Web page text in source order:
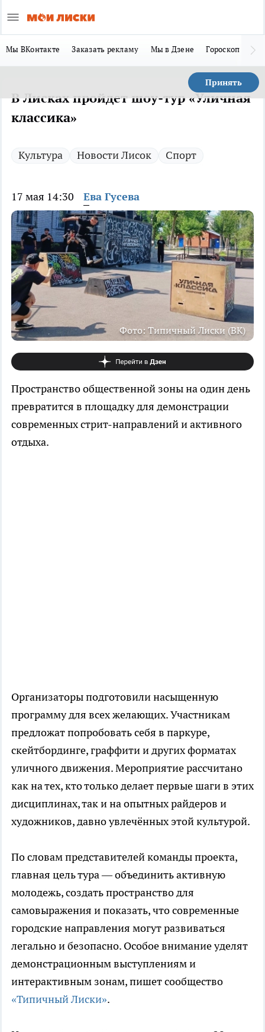
Мы ВКонтакте Заказать рекламу Мы в Дзене Гороскоп
Принять
В Лисках пройдет шоу-тур «Уличная
классика»
Культура Новости Лисок Спорт
17 мая 14:30 Ева Гусева
Фото: Типичный Лиски (ВК)
Пространство общественной зоны на один день
превратится в площадку для демонстрации
современных стрит-направлений и активного
отдыха.
Организаторы подготовили насыщенную
программу для всех желающих. Участникам
предложат попробовать себя в паркуре,
скейтбординге, граффити и других форматах
уличного движения. Мероприятие рассчитано
как на тех, кто только делает первые шаги в этих
дисциплинах, так и на опытных райдеров и
художников, давно увлечённых этой культурой.
По словам представителей команды проекта,
главная цель тура — объединить активную
молодежь, создать пространство для
самовыражения и показать, что современные
городские направления могут развиваться
легально и безопасно. Особое внимание уделят
демонстрационным выступлениям и
интерактивным зонам, пишет сообщество
«Типичный Лиски».